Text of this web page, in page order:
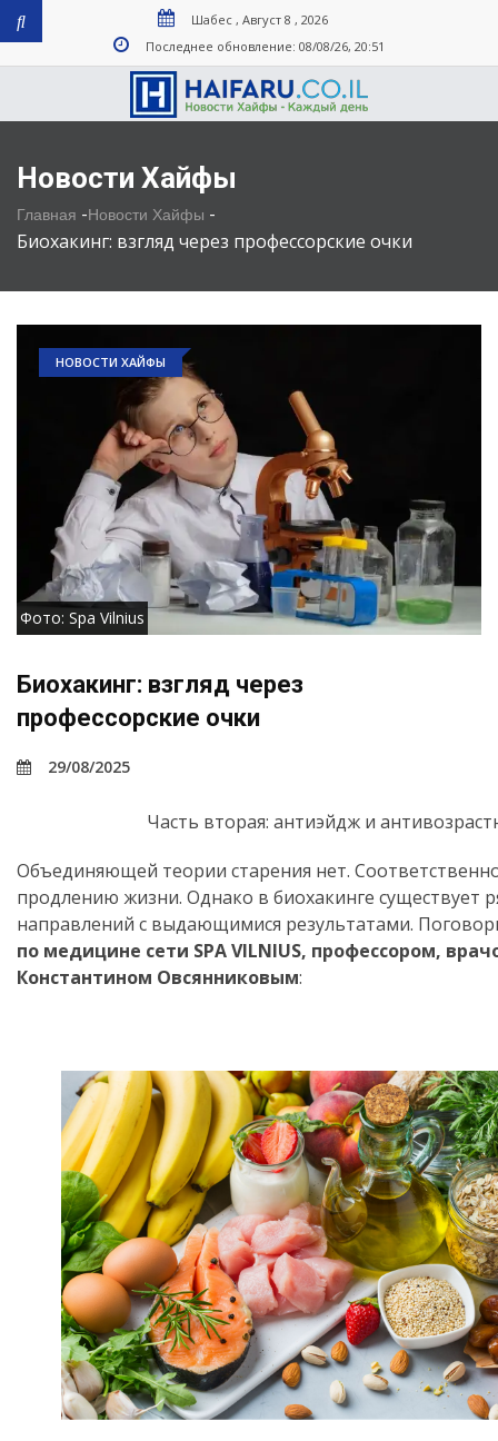
Шабес , Август 8 , 2026
Последнее обновление: 08/08/26, 20:51
Новости Хайфы
Главная -Новости Хайфы -
Биохакинг: взгляд через профессорские очки
НОВОСТИ ХАЙФЫ
Фото: Spa Vilnius
Биохакинг: взгляд через
профессорские очки
29/08/2025
Часть вторая: aнтиэйдж и
Объединяющей теории старения нет.
продлению жизни. Однако в биохакинге существует
направлений с выдающимися результатами.
по медицине сети SPA VILNIUS, профессором,
Константином Овсянниковым: